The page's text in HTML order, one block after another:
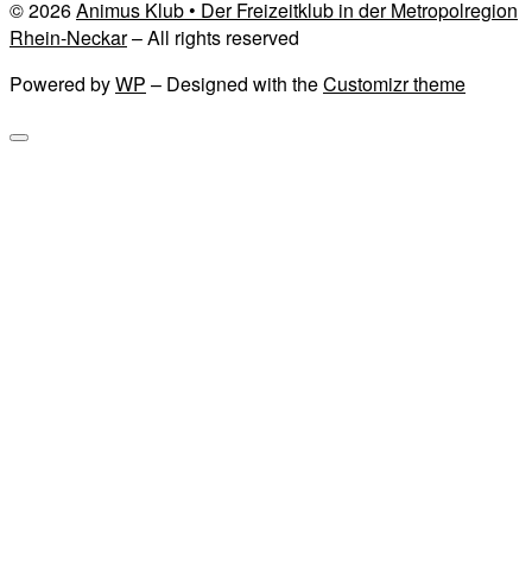
© 2026Animus Klub • Der Freizeitklub in der Metropolregion
Rhein-Neckar– All rights reserved
Powered byWP – Designed with theCustomizr theme